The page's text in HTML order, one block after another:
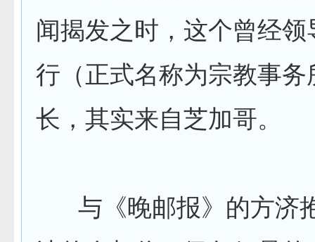
闻揭发之时，这个曾经领
行（正式名称为宗教事务
长，其实来自芝加哥。
与《晚邮报》的方济